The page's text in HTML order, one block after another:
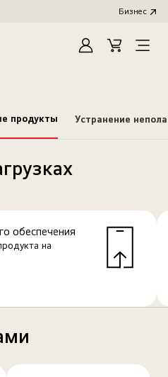
Бизнес
Cart
Open
продукты Устранение
обеспечения
на